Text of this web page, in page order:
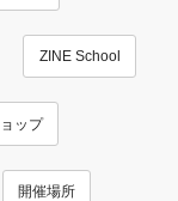
ZINE School
ップ
開催場所